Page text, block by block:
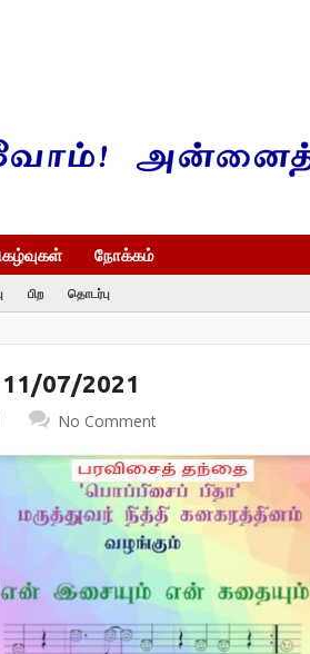
நோக்கம்
பிற தொடர்பு
07/2021
No Comment